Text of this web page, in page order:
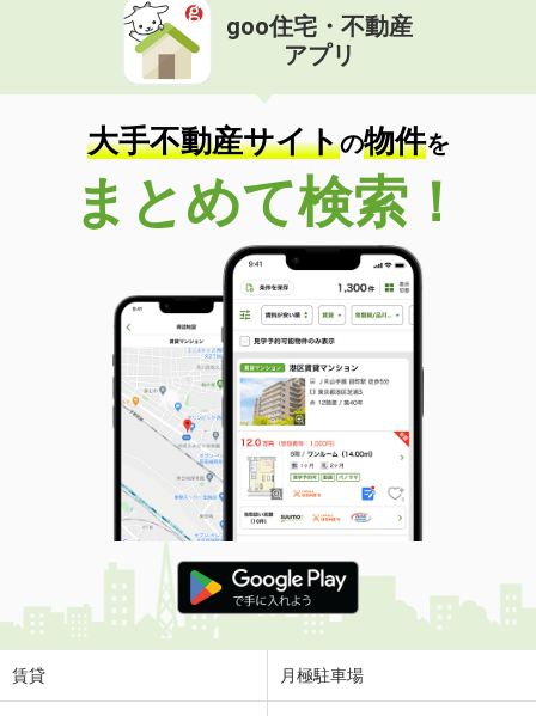
goo住宅・不動産
アプリ
大手不動産サイトの物件を
まとめて検索！
賃貸 月極駐車場